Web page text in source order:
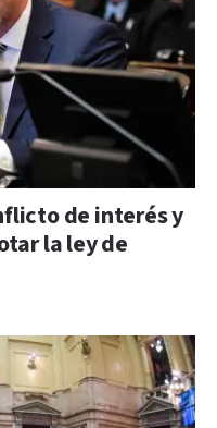
de interés y
la ley de